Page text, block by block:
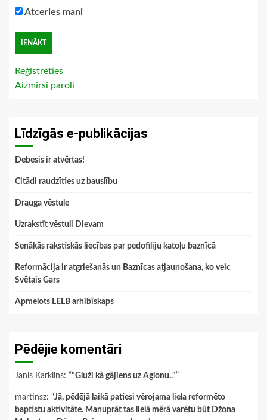
Atceries mani
Reģistrēties
Aizmirsi paroli
Līdzīgās e-publikācijas
Debesis ir atvērtas!
Citādi raudzīties uz bauslību
Drauga vēstule
Uzrakstīt vēstuli Dievam
Senākās rakstiskās liecības par pedofiliju katoļu baznīcā
Reformācija ir atgriešanās un Baznīcas atjaunošana, ko veic
Svētais Gars
Apmelots LELB arhibīskaps
Pēdējie komentāri
Janis Karklins: “"Gluži kā gājiens uz Aglonu.."”
martinsz: “Jā, pēdējā laikā patiesi vērojama liela reformēto
baptistu aktivitāte. Manuprāt tas lielā mērā varētu būt Džona